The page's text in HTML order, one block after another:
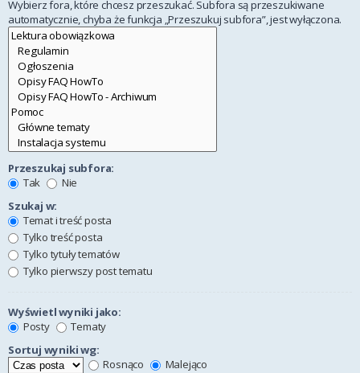
Wybierz fora, które chcesz przeszukać. Subfora są przeszukiwane
automatycznie, chyba że funkcja „Przeszukuj subfora”, jest wyłączona.
Przeszukaj subfora:
Tak
Nie
Szukaj w:
Temat i treść posta
Tylko treść posta
Tylko tytuły tematów
Tylko pierwszy post tematu
Wyświetl wyniki jako:
Posty
Tematy
Sortuj wyniki wg:
Rosnąco
Malejąco